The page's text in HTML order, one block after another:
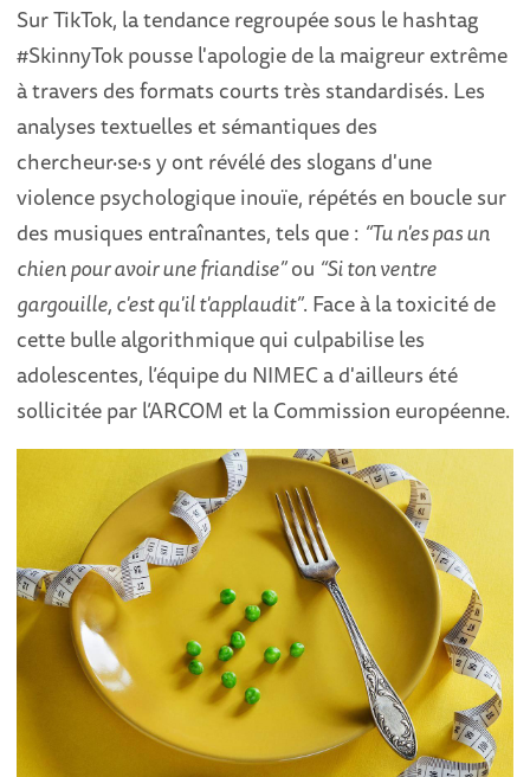
Sur TikTok, la tendance regroupée sous le hashtag
#SkinnyTok pousse l'apologie de la maigreur extrême
à travers des formats courts très standardisés. Les
analyses textuelles et sémantiques des
chercheur·se·s y ont révélé des slogans d'une
violence psychologique inouïe, répétés en boucle sur
des musiques entraînantes, tels que : “Tu n'es pas un
chien pour avoir une friandise”ou “Si ton ventre
gargouille, c'est qu'il t'applaudit”. Face à la toxicité de
cette bulle algorithmique qui culpabilise les
adolescentes, l’équipe du NIMEC a d'ailleurs été
sollicitée par l’ARCOM et la Commission européenne.